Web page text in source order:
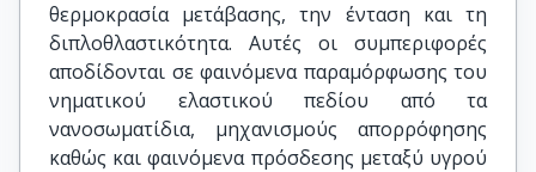
θερμοκρασία μετάβασης, την ένταση και τη
διπλοθλαστικότητα. Αυτές οι συμπεριφορές
αποδίδονται σε φαινόμενα παραμόρφωσης του
νηματικού ελαστικού πεδίου από τα
νανοσωματίδια, μηχανισμούς απορρόφησης
καθώς και φαινόμενα πρόσδεσης μεταξύ υγρού